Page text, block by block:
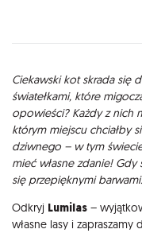
Opis
Ciekawski kot skrada się
światełkami, które
opowieści? Każdy z nich
którym miejscu chciałby
dziwnego – w tym
mieć własne zdanie! Gdy
się przepięknymi barwami.
Odkryj Lumilas –
własne lasy i